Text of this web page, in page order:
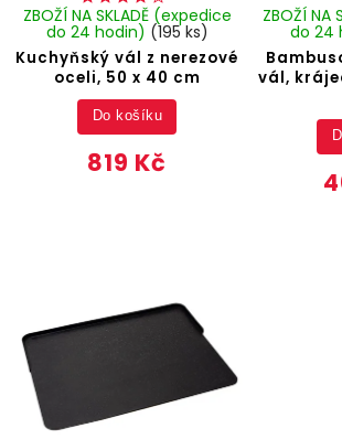
Kuchyňský vál z nerezové
oceli, 50 x 40 cm
ZBOŽÍ NA SKLADĚ (expedice
do 24 hodin) (195 ks)
819 Kč
Do košíku
vál,
ZBOŽÍ NA
do 24